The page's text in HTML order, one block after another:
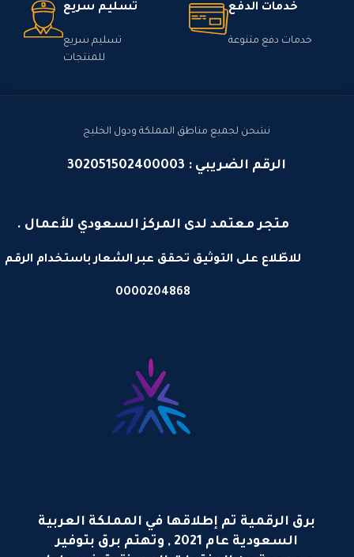
خدمات الدفع
خدمات دفع متنوعة
تسليم سريع
تسليم سريع
للمنتجات
نشحن لجميع مناطق المملكة ودول الخليج
الرقم الضريبي : 302051502400003
متجر معتمد لدى المركز السعودي للأعمال .
للاطّلاع على التوثيق تحقق عبر الشعار باستخدام الرقم
0000204868
برق الرقمية تم إطلاقها في المملكة العربية
السعودية عام 2021 , وتهتم برق بتوفير